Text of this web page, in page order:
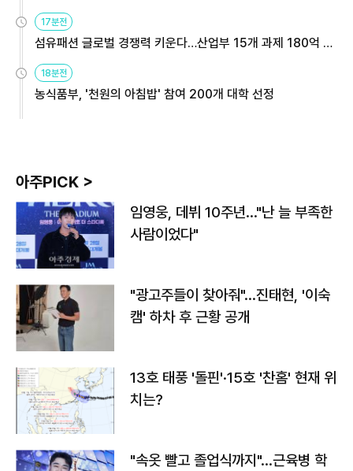
용해야
17분전
섬유패션 글로벌 경쟁력 키운다…산업부 15개 과제 180억 지
원
18분전
농식품부, '천원의 아침밥' 참여 200개 대학 선정
아주PICK >
임영웅, 데뷔 10주년…"난 늘 부족한
사람이었다"
"광고주들이 찾아줘"…진태현, '이숙
캠' 하차 후 근황 공개
13호 태풍 '돌핀'·15호 '찬홈' 현재 위
치는?
"속옷 빨고 졸업식까지"…근육병 학